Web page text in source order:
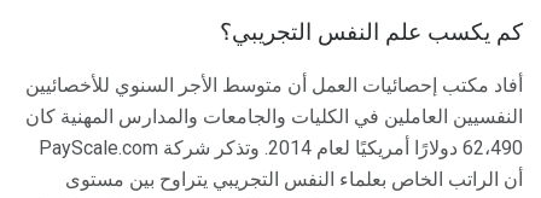
كم يكسب علم النفس التجريبي؟
أفاد مكتب إحصائيات العمل أن متوسط ​​الأجر السنوي للأخصائيين
النفسيين العاملين في الكليات والجامعات والمدارس المهنية كان
62،490 دولارًا أمريكيًا لعام 2014. وتذكر شركة PayScale.com
أن الراتب الخاص بعلماء النفس التجريبي يتراوح بين مستوى